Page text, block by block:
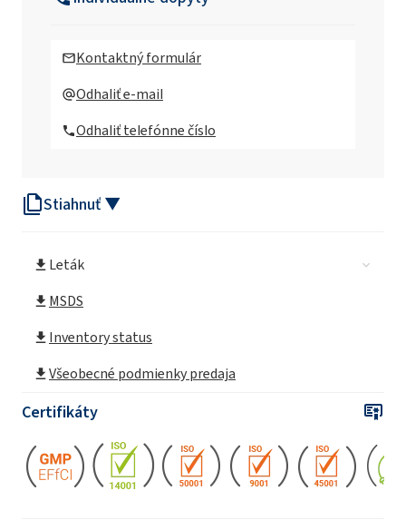
Stiahnuť ▼
Leták
MSDS
Inventory status
Všeobecné podmienky predaja
Certifikáty
ROKAnol®LP200 (polyoxyalkylénglykoléter)
ROKAnol® LP2126
ROKAnol®LP2529
(polyoxyalkylénglykoléter)
ROKAnol®LP2855 (C12-18 alkohol
etoxylovaný, propoxylovaný)
Kontaktný formulár
Odhaliť e-mail
Odhaliť telefónne číslo